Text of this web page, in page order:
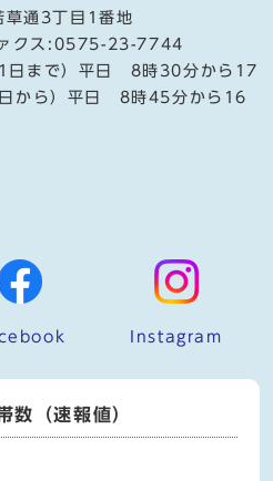
通3丁目1番地
クス:0575-23-7744
日まで）平日 8時30分から17
から）平日 8時45分から16
Instagram
数（速報値）